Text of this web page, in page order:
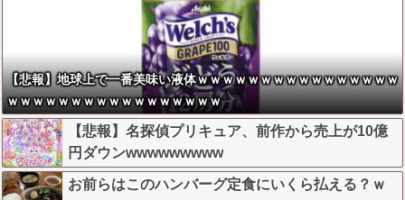
【悲報】地球上で一番美味い液体ｗｗｗｗｗｗｗｗｗｗｗｗｗｗｗｗ
ｗｗｗｗｗｗｗｗｗｗｗｗｗｗｗｗｗ
【悲報】名探偵プリキュア、前作から売上が10億
円ダウンwwwwwwwww
お前らはこのハンバーグ定食にいくら払える？ｗ